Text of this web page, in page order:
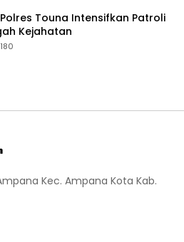
Touna Intensifkan Patroli
Kejahatan
180
Kec. Ampana Kota Kab.